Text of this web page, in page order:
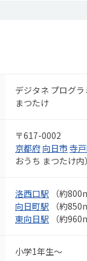
デジタネ プログ
まつたけ
〒617-0002
京都府 向日市 寺
おうち まつたけ内）
洛西口駅 （約
向日町駅 （約
東向日駅 （約
小学1年生～